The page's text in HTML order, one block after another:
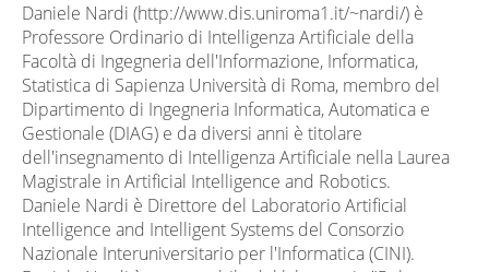
Daniele Nardi (http://www.dis.uniroma1.it/~nardi/) è
Professore Ordinario di Intelligenza Artificiale della
Facoltà di Ingegneria dell'Informazione, Informatica,
Statistica di Sapienza Università di Roma, membro del
Dipartimento di Ingegneria Informatica, Automatica e
Gestionale (DIAG) e da diversi anni è titolare
dell'insegnamento di Intelligenza Artificiale nella Laurea
Magistrale in Artificial Intelligence and Robotics.
Daniele Nardi è Direttore del Laboratorio Artificial
Intelligence and Intelligent Systems del Consorzio
Nazionale Interuniversitario per l'Informatica (CINI).